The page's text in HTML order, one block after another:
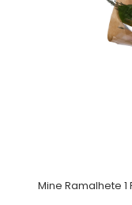
Mine Ramalhete 1